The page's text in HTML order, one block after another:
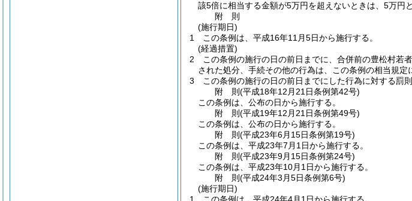
該5倍に相当する金額が5万円を超えないときは、5万円
附 則
(施行期日)
1
この条例は、平成16年11月5日から施行する。
(経過措置)
2
この条例の施行の日の前日までに、合併前の豊松村若
された処分、手続その他の行為は、この条例の相当規定
3
この条例の施行の日の前日までにした行為に対する罰
附 則(平成18年12月21日条例第42号)
この条例は、公布の日から施行する。
附 則(平成19年12月21日条例第49号)
この条例は、公布の日から施行する。
附 則(平成23年6月15日条例第19号)
この条例は、平成23年7月1日から施行する。
附 則(平成23年9月15日条例第24号)
この条例は、平成23年10月1日から施行する。
附 則(平成24年3月5日条例第6号)
(施行期日)